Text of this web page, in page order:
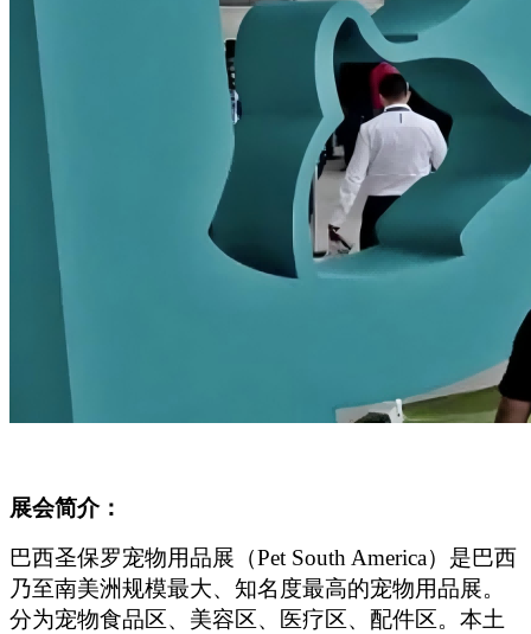
展会简介：
巴西圣保罗宠物用品展（Pet South America）是巴西
乃至南美洲规模最大、知名度最高的宠物用品展。
分为宠物食品区、美容区、医疗区、配件区。本土